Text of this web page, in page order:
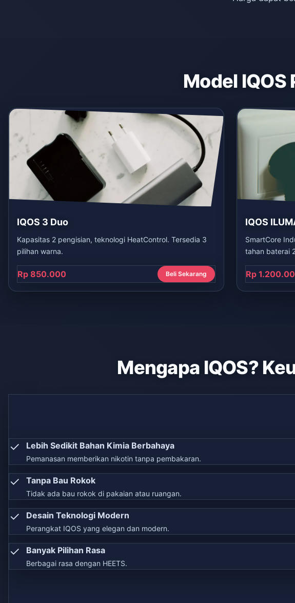
Model
IQOS 3 Duo
Kapasitas 2 pengisian, teknologi HeatControl. Tersedia 3
pilihan warna.
Rp 850.000 Beli Sekarang
IQOS
SmartCore
tahan baterai
Rp
Mengapa IQOS?
✓ Lebih Sedikit Bahan Kimia Berbahaya
Pemanasan memberikan nikotin tanpa pembakaran.
✓ Tanpa Bau Rokok
Tidak ada bau rokok di pakaian atau ruangan.
✓ Desain Teknologi Modern
Perangkat IQOS yang elegan dan modern.
✓ Banyak Pilihan Rasa
Berbagai rasa dengan HEETS.